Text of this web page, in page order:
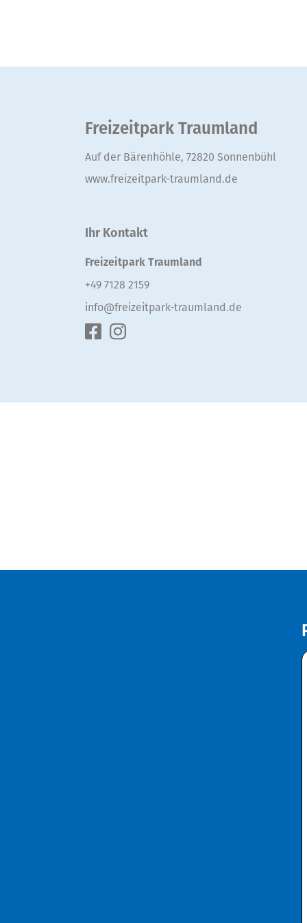
Freizeitpark Traumland
Auf der Bärenhöhle, 72820 Sonnenbühl
www.freizeitpark-traumland.de
Ihr Kontakt
Freizeitpark Traumland
+49 7128 2159
info@freizeitpark-traumland.de